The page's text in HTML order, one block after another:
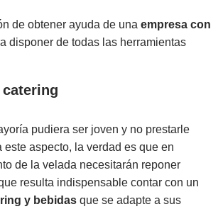
de obtener ayuda de una empresa con
disponer de todas las herramientas
pudiera ser joven y no prestarle
este aspecto, la verdad es que en
de la velada necesitarán reponer
resulta indispensable contar con un
y bebidas que se adapte a sus